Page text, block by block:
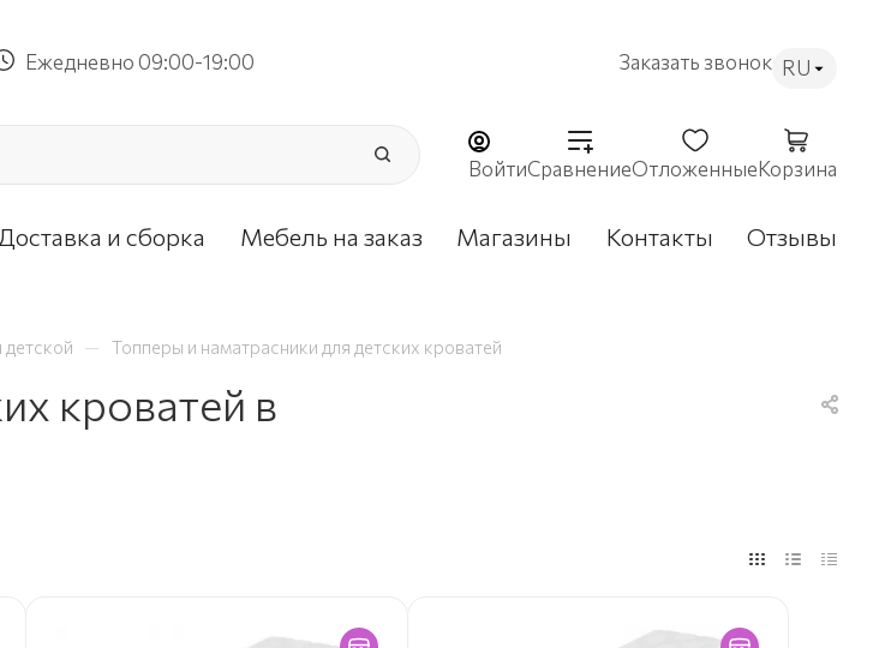
Ежедневно 09:00-19:00 Заказать звонок RU
ВойтиСравнениеОтложенныеКорзина
и сборка Мебель на заказ Магазины Контакты Отзывы
детской — Топперы и наматрасники для детских кроватей
кроватей в